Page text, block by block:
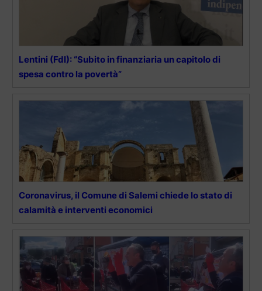
Lentini (FdI): “Subito in finanziaria un capitolo di
spesa contro la povertà”
Coronavirus, il Comune di Salemi chiede lo stato di
calamità e interventi economici